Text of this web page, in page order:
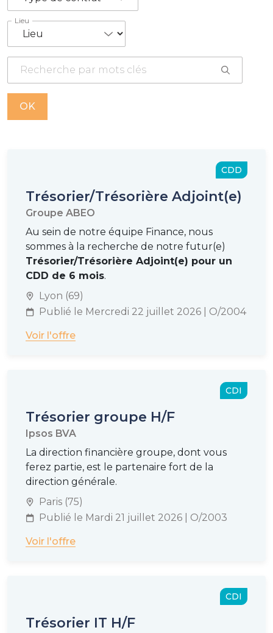
Lieu
CDD
Trésorier/Trésorière Adjoint(e)
Groupe ABEO
Au sein de notre équipe Finance, nous
sommes à la recherche de notre futur(e)
Trésorier/Trésorière Adjoint(e) pour un
CDD de 6 mois.
Lyon (69)
Publié le Mercredi 22 juillet 2026 | O/2004
Voir l'offre
CDI
Trésorier groupe H/F
Ipsos BVA
La direction financière groupe, dont vous
ferez partie, est le partenaire fort de la
direction générale.
Paris (75)
Publié le Mardi 21 juillet 2026 | O/2003
Voir l'offre
CDI
Trésorier IT H/F